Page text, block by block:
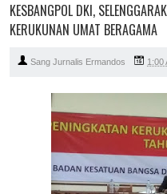
KESBANGPOL DKI,
KERUKUNAN UMAT BERAGAMA
Sang Jurnalis Ermandos 1:00